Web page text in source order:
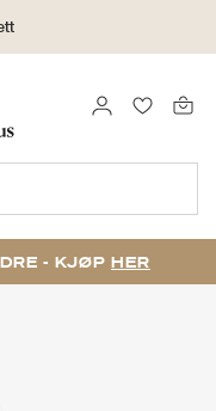
LOGG INN
- KJØP HER